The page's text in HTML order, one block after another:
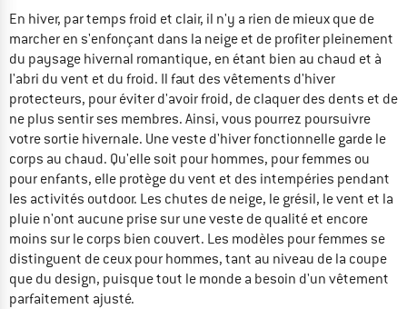
En hiver, par temps froid et clair, il n'y a rien de mieux que de
marcher en s'enfonçant dans la neige et de profiter pleinement
du paysage hivernal romantique, en étant bien au chaud et à
l'abri du vent et du froid. Il faut des vêtements d'hiver
protecteurs, pour éviter d'avoir froid, de claquer des dents et de
ne plus sentir ses membres. Ainsi, vous pourrez poursuivre
votre sortie hivernale. Une veste d'hiver fonctionnelle garde le
corps au chaud. Qu'elle soit pour hommes, pour femmes ou
pour enfants, elle protège du vent et des intempéries pendant
les activités outdoor. Les chutes de neige, le grésil, le vent et la
pluie n'ont aucune prise sur une veste de qualité et encore
moins sur le corps bien couvert. Les modèles pour femmes se
distinguent de ceux pour hommes, tant au niveau de la coupe
que du design, puisque tout le monde a besoin d'un vêtement
parfaitement ajusté.